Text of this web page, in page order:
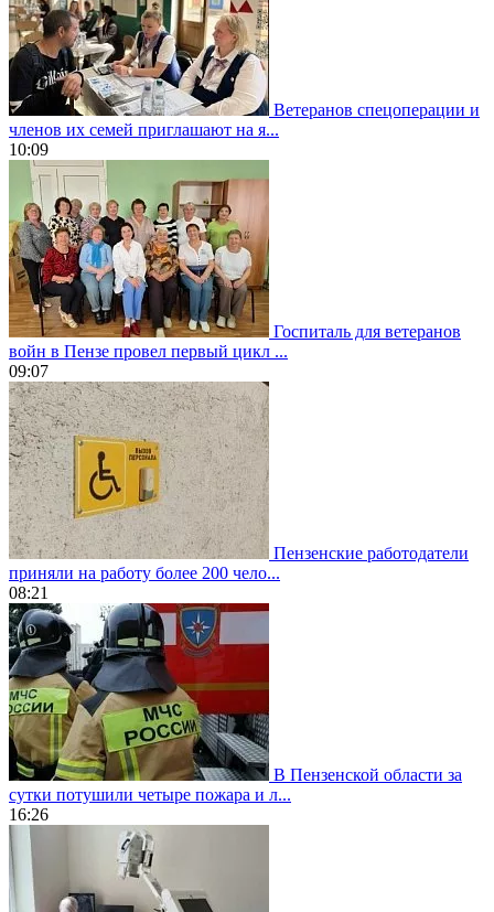
Ветеранов спецоперации и
членов их семей приглашают на я...
10:09
Госпиталь для ветеранов
войн в Пензе провел первый цикл ...
09:07
Пензенские работодатели
приняли на работу более 200 чело...
08:21
В Пензенской области за
сутки потушили четыре пожара и л...
16:26